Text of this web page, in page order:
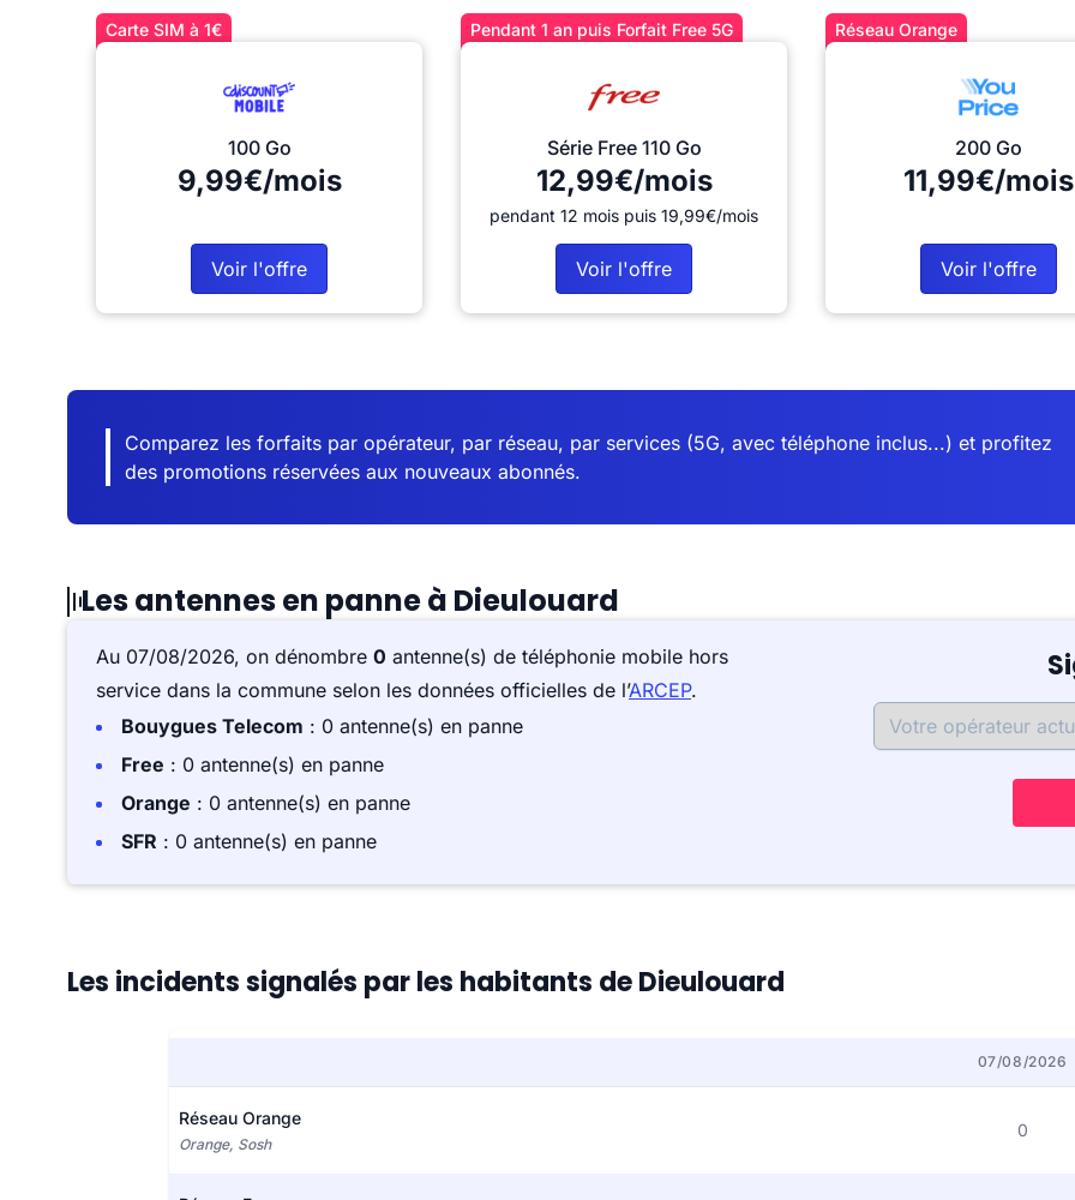
Carte SIM à 1€
100 Go
9,99€/mois
Voir l'offre
Pendant 1 an puis Forfait Free 5G
Série Free 110 Go
12,99€/mois
pendant 12 mois puis 19,99€/mois
Voir l'offre
Réseau Orange
200 Go
11,99€/mois
Voir l'offre
Comparez les forfaits par opérateur, par réseau, par services (5G, avec téléphone inclus...) et profitez
des promotions réservées aux nouveaux abonnés.
Les antennes en panne à Dieulouard
Au 07/08/2026, on dénombre 0 antenne(s) de téléphonie mobile hors
service dans la commune selon les données officielles de l’ARCEP.
Bouygues Telecom : 0 antenne(s) en panne
Free : 0 antenne(s) en panne
Orange : 0 antenne(s) en panne
SFR : 0 antenne(s) en panne
Les incidents signalés par les habitants de Dieulouard
07/08/2026
Réseau Orange
Orange, Sosh
0